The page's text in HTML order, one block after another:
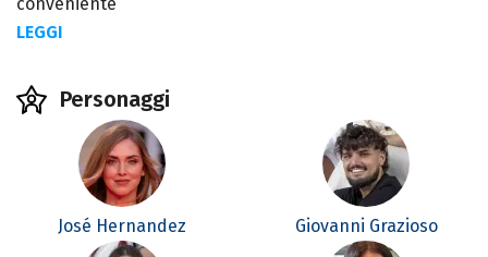
LEGGI
Personaggi
José Hernandez Giovanni Grazioso